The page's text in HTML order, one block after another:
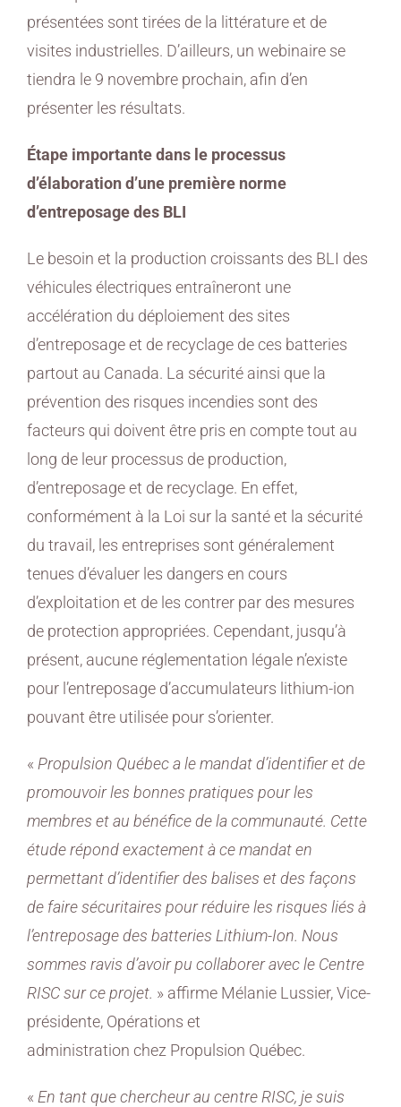
présentées sont tirées de la littérature et de
visites industrielles. D’ailleurs, un webinaire se
tiendra le 9 novembre prochain, afin d’en
présenter les résultats.
Étape importante dans le processus
d’élaboration d’une première norme
d’entreposage des BLI
Le besoin et la production croissants des BLI des
véhicules électriques entraîneront une
accélération du déploiement des sites
d’entreposage et de recyclage de ces batteries
partout au Canada. La sécurité ainsi que la
prévention des risques incendies sont des
facteurs qui doivent être pris en compte tout au
long de leur processus de production,
d’entreposage et de recyclage. En effet,
conformément à la Loi sur la santé et la sécurité
du travail, les entreprises sont généralement
tenues d’évaluer les dangers en cours
d’exploitation et de les contrer par des mesures
de protection appropriées. Cependant, jusqu’à
présent, aucune réglementation légale n’existe
pour l’entreposage d’accumulateurs lithium-ion
pouvant être utilisée pour s’orienter.
« Propulsion Québec a le mandat d’identifier et de
promouvoir les bonnes pratiques pour les
membres et au bénéfice de la communauté. Cette
étude répond exactement à ce mandat en
permettant d’identifier des balises et des façons
de faire sécuritaires pour réduire les risques liés à
l’entreposage des batteries Lithium-Ion. Nous
sommes ravis d’avoir pu collaborer avec le Centre
RISC sur ce projet. » affirme Mélanie Lussier, Vice-
présidente, Opérations et
administration chez Propulsion Québec.
« En tant que chercheur au centre RISC, je suis